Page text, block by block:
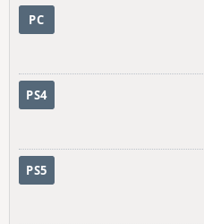
PC
PS4
PS5